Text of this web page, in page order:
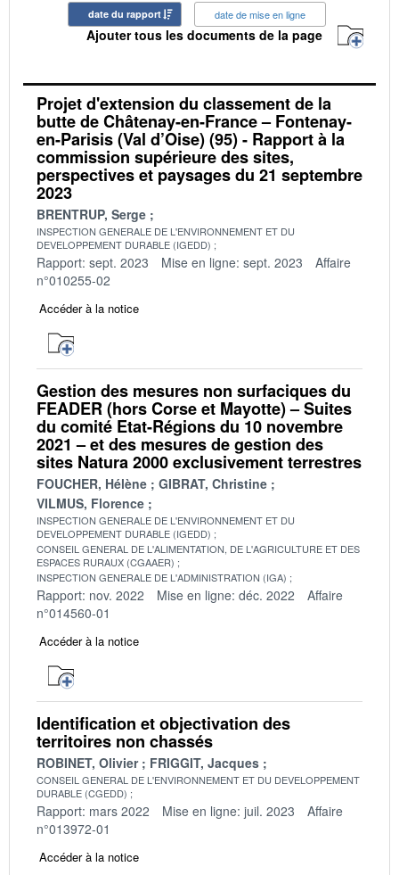
date du rapport date de mise en ligne
Ajouter tous les documents de la page
Projet d'extension du classement de la
butte de Châtenay-en-France – Fontenay-
en-Parisis (Val d’Oise) (95) - Rapport à la
commission supérieure des sites,
perspectives et paysages du 21 septembre
2023
BRENTRUP, Serge
INSPECTION GENERALE DE L'ENVIRONNEMENT ET DU
DEVELOPPEMENT DURABLE (IGEDD)
Rapport: sept. 2023 Mise en ligne: sept. 2023
Affaire
n°010255-02
Accéder à la notice
Gestion des mesures non surfaciques du
FEADER (hors Corse et Mayotte) – Suites
du comité Etat-Régions du 10 novembre
2021 – et des mesures de gestion des
sites Natura 2000 exclusivement terrestres
FOUCHER, Hélène
GIBRAT, Christine
VILMUS, Florence
INSPECTION GENERALE DE L'ENVIRONNEMENT ET DU
DEVELOPPEMENT DURABLE (IGEDD)
CONSEIL GENERAL DE L'ALIMENTATION, DE L'AGRICULTURE ET DES
ESPACES RURAUX (CGAAER)
INSPECTION GENERALE DE L'ADMINISTRATION (IGA)
Rapport: nov. 2022 Mise en ligne: déc. 2022
Affaire
n°014560-01
Accéder à la notice
Identification et objectivation des
territoires non chassés
ROBINET, Olivier FRIGGIT, Jacques
CONSEIL GENERAL DE L'ENVIRONNEMENT ET DU DEVELOPPEMENT
DURABLE (CGEDD)
Rapport: mars 2022 Mise en ligne: juil. 2023
Affaire
n°013972-01
Accéder à la notice